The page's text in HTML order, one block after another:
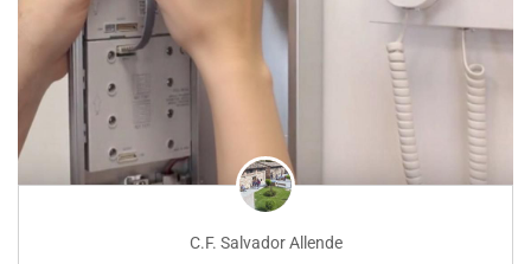
C.F. Salvador Allende